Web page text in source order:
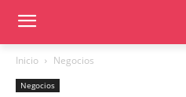
Inicio Negocios
Negocios